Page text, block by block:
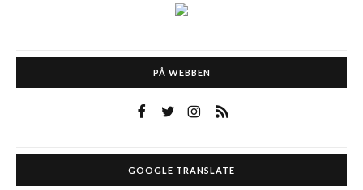
PÅ WEBBEN
GOOGLE TRANSLATE